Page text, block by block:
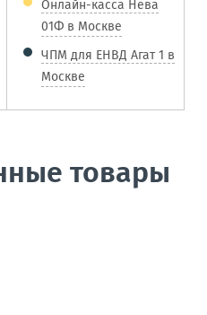
Онлайн-касса Нева
01Ф в Москве
ЧПМ для ЕНВД Агат 1 в
Москве
товары